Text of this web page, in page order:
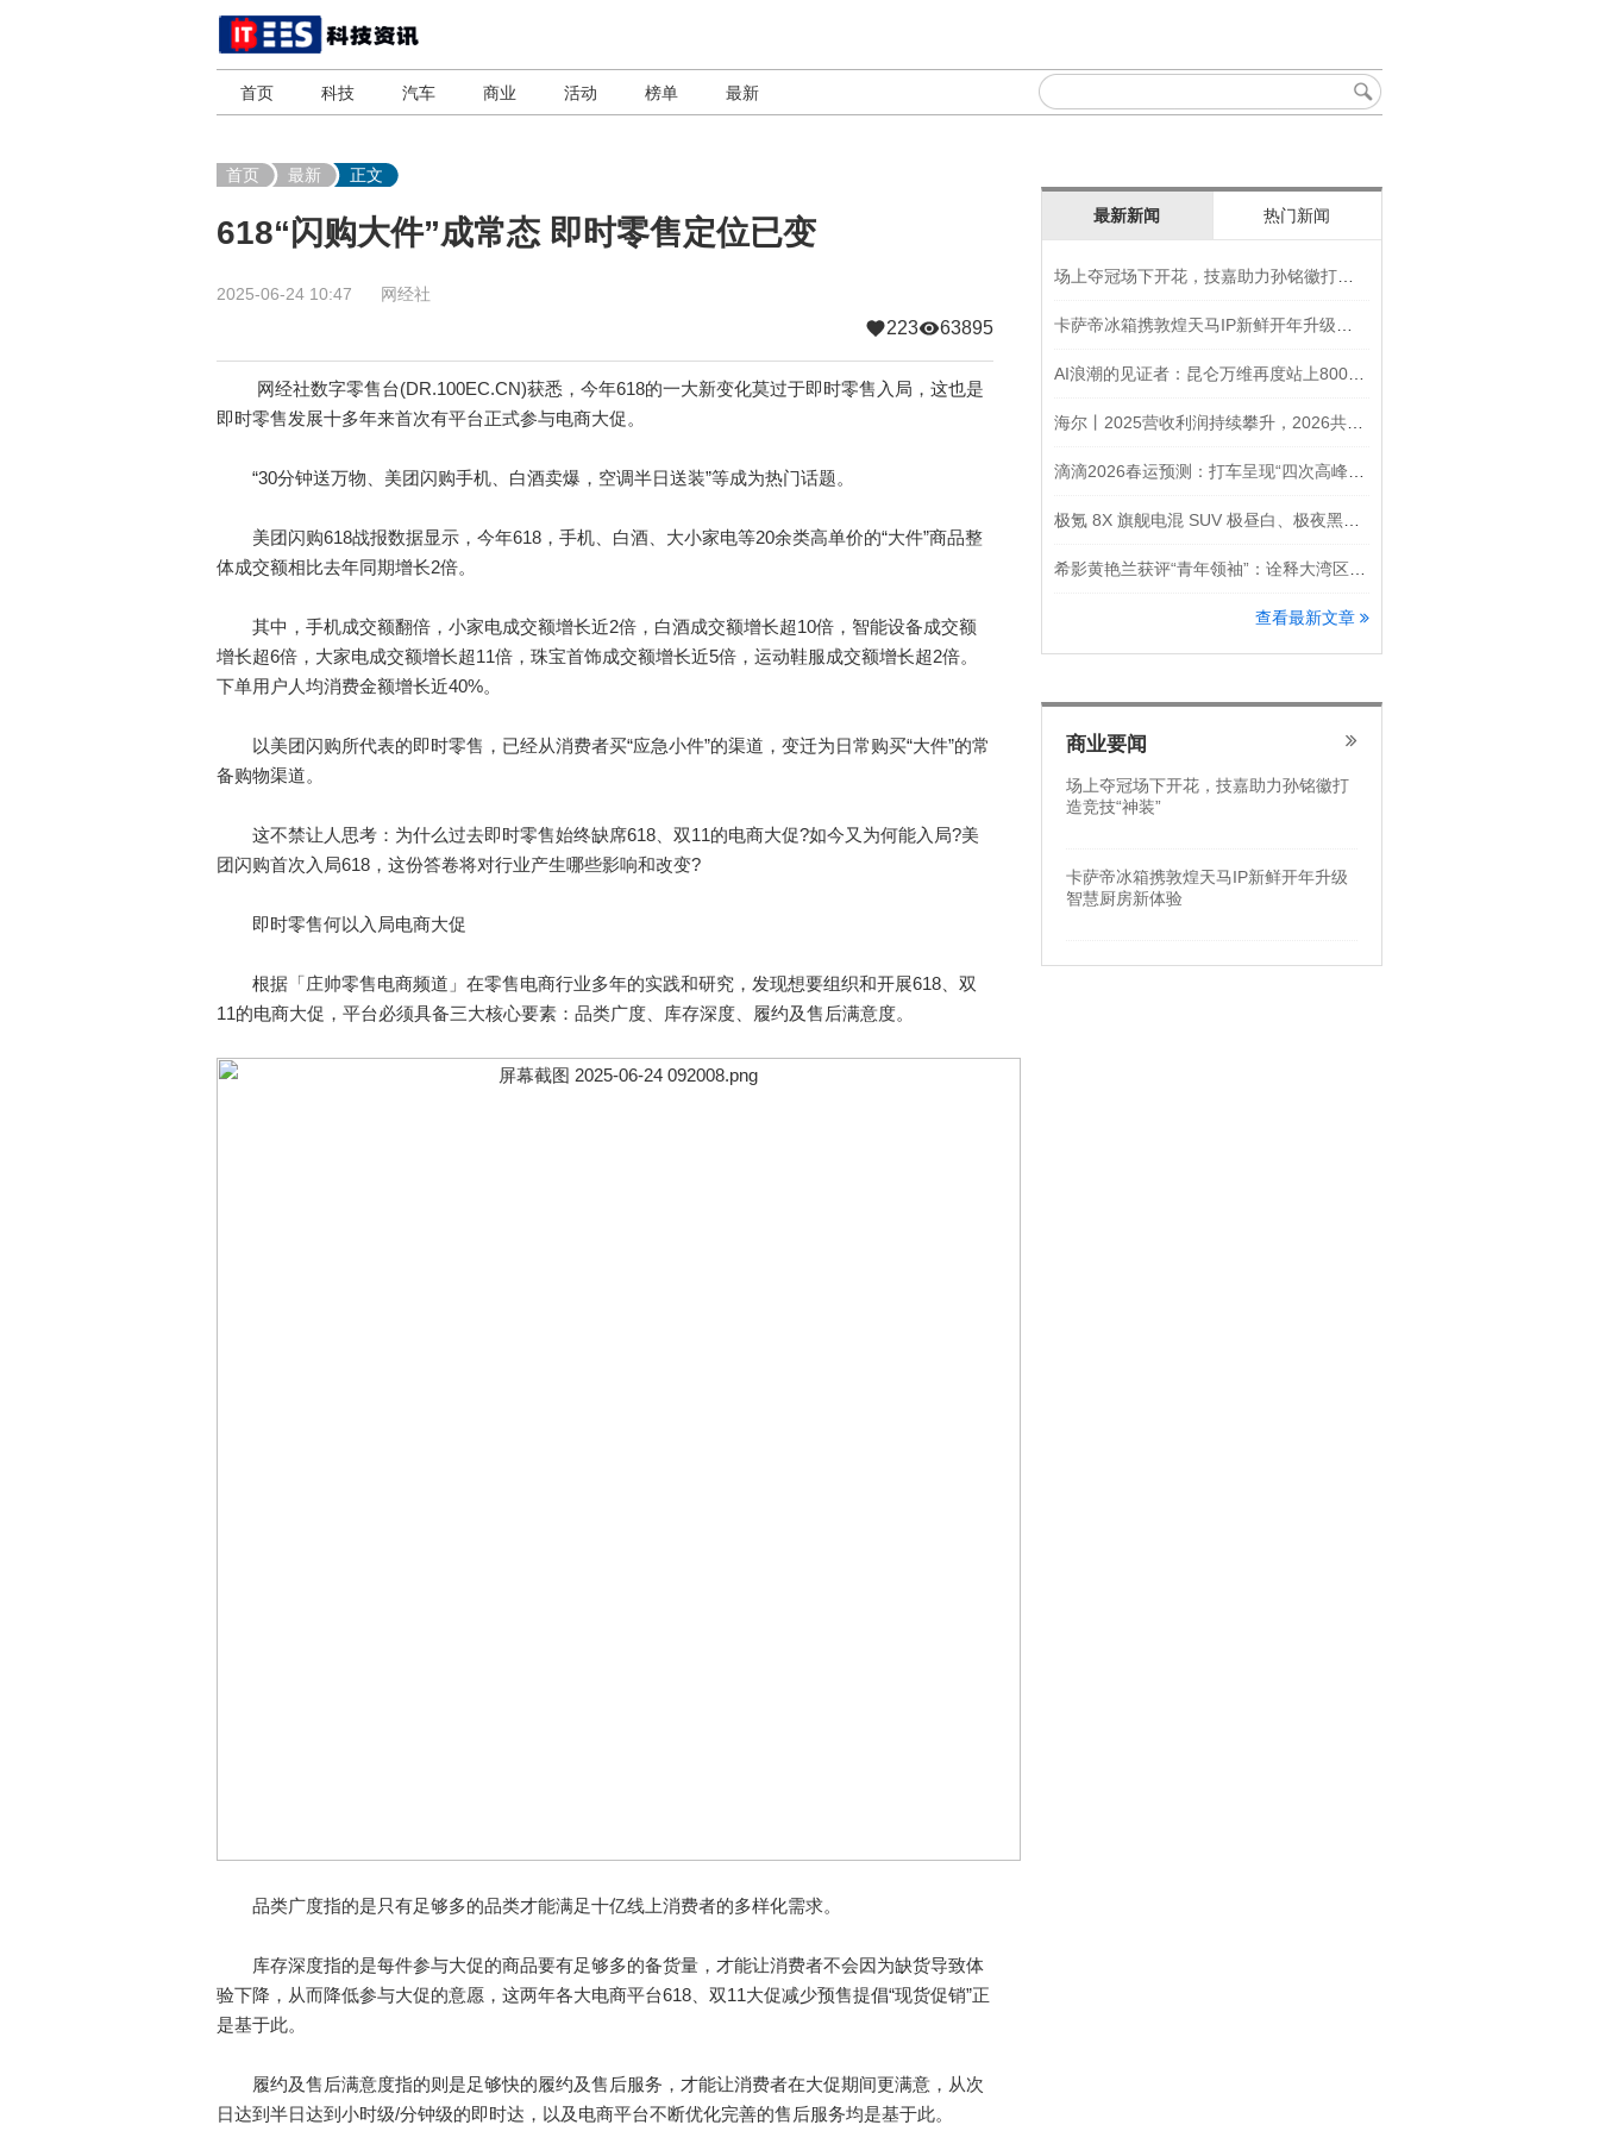
首页 科技 汽车 商业 活动 榜单 最新
首页 最新 正文
618“闪购大件”成常态 即时零售定位已变
2025-06-24 10:47 网经社
223 63895
网经社数字零售台(DR.100EC.CN)获悉，今年618的一大新变化莫过于即时零售入局，这也是
即时零售发展十多年来首次有平台正式参与电商大促。
“30分钟送万物、美团闪购手机、白酒卖爆，空调半日送装”等成为热门话题。
美团闪购618战报数据显示，今年618，手机、白酒、大小家电等20余类高单价的“大件”商品整
体成交额相比去年同期增长2倍。
其中，手机成交额翻倍，小家电成交额增长近2倍，白酒成交额增长超10倍，智能设备成交额
增长超6倍，大家电成交额增长超11倍，珠宝首饰成交额增长近5倍，运动鞋服成交额增长超2倍。
下单用户人均消费金额增长近40%。
以美团闪购所代表的即时零售，已经从消费者买“应急小件”的渠道，变迁为日常购买“大件”的常
备购物渠道。
这不禁让人思考：为什么过去即时零售始终缺席618、双11的电商大促?如今又为何能入局?美
团闪购首次入局618，这份答卷将对行业产生哪些影响和改变?
即时零售何以入局电商大促
根据「庄帅零售电商频道」在零售电商行业多年的实践和研究，发现想要组织和开展618、双
11的电商大促，平台必须具备三大核心要素：品类广度、库存深度、履约及售后满意度。
品类广度指的是只有足够多的品类才能满足十亿线上消费者的多样化需求。
库存深度指的是每件参与大促的商品要有足够多的备货量，才能让消费者不会因为缺货导致体
验下降，从而降低参与大促的意愿，这两年各大电商平台618、双11大促减少预售提倡“现货促销”正
是基于此。
履约及售后满意度指的则是足够快的履约及售后服务，才能让消费者在大促期间更满意，从次
日达到半日达到小时级/分钟级的即时达，以及电商平台不断优化完善的售后服务均是基于此。
最新新闻 热门新闻
查看最新文章
商业要闻
场上夺冠场下开花，技嘉助力孙铭徽打
造竞技“神装”
卡萨帝冰箱携敦煌天马IP新鲜开年升级
智慧厨房新体验